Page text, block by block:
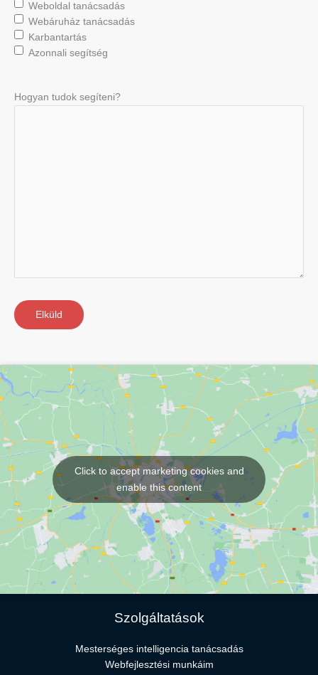
Weboldal tanácsadás
Webáruház tanácsadás
Karbantartás
Azonnali segítség
Hogyan tudok segíteni?
Elküld
Click to accept marketing cookies and
enable this content
Szolgáltatások
Mesterséges intelligencia tanácsadás​
Webfejlesztési munkáim